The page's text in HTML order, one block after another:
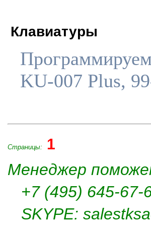
Клавиатуры
KU-007 Plus,
Страницы: 1
Менеджер
+7 (495) 645-67-
SKYPE: